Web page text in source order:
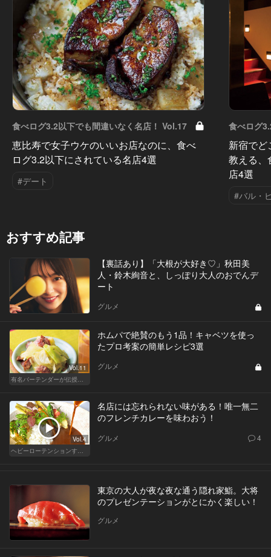
食べログ3.2以下でも間違いなく名店！ Vol.17
恵比寿で女子ウケのいいお店なのに、食べ
ログ3.2以下にされている名店4選
#デート
食べログ
新宿でど
教える、
店4選
#バル・
おすすめ記事
【裏話あり】「大根が大好き♡」秋田美
人・鈴木絢音と、しっぽり大人のおでんデ
ート
グルメ
Vol.11
有名バーテンダーが伝授する簡単つまみレシピ
ホムパで絶賛のもう1品！キャベツを使っ
たプロ考案の簡単レシピ3選
グルメ
Vol.4
ヘビーローテンションするカレー
名店には忘れられない味がある！唯一無二
のフレンチカレーを味わおう！
グルメ 4
東京の大人が夜な夜な通う隠れ家鮨。大将
のプレゼンテーションがとにかく楽しい！
グルメ